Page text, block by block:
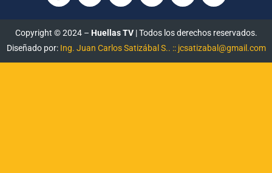
Copyright © 2024 – Huellas TV| Todos los derechos reservados.
Diseñado por: Ing. Juan Carlos Satizábal S.. :: jcsatizabal@gmail.com